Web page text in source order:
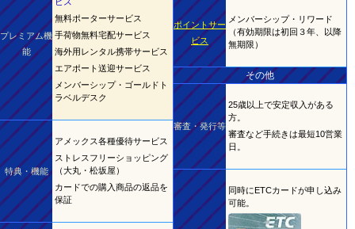
プレミアム機
能
無料ポーターサービス
手荷物無料宅配サービス
海外用レンタル携帯サービス
エアポート送迎サービス
メンバーシップ・ゴールドト
ラベルデスク
特典・機能
アメックス各種優待サービス
ストレスフリーショッピング
（大丸・松坂屋）
カードでの購入商品の返品を
保証
ポイントサー
ビス
メンバーシップ・リワード
（有効期限は初回３年、以降
無期限）
その他
審査・発行等
25歳以上で安定収入がある
方。
審査など手続きは最短10営業
日。
同時にETCカードが申し込み
可能。